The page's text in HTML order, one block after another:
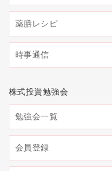
薬膳レシピ
時事通信
株式投資勉強会
勉強会一覧
会員登録